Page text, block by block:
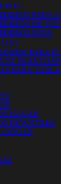
PARA
DE
FIJOS
PARA
DE PLANCHAR
PARA
HOGAR
INFANTILES
HOGAR